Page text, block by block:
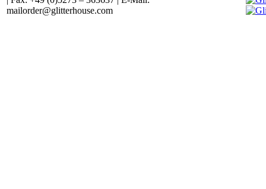
mailorder@glitterhouse.com